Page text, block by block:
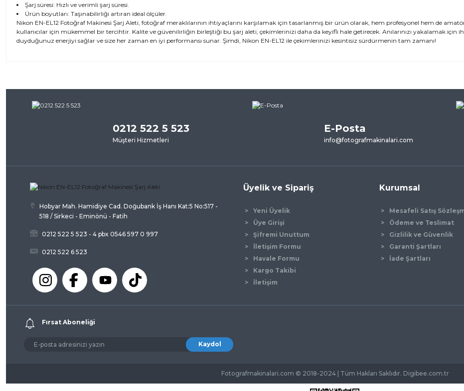
Şarj süresi: Hızlı ve verimli şarj süresi.
Ürün boyutları: Taşınabilirliği artıran ideal ölçüler.
Nikon EN-EL12 Fotoğraf Makinesi Şarj Aleti, fotoğraf meraklılarının ihtiyaçlarını karşılamak için tasarlanmış bir ürün olarak, hem profesyonel hem de
kullanıcılar için mükemmel bir tercihtir. Kalite ve güvenilirliğin birleştiği bu şarj aleti, çekimlerinizi daha da keyifli hale getirecek. Anılarınızı yakalamak için
duyduğunuz enerjiyi sağlar ve size her zaman en iyi performansı sunar. Şimdi, Nikon EN-EL12 ile çekimlerinizi kesintisiz sürdürmenin tam zamanı!
Görüş ve önerileriniz için teşekkür ederiz.
Ürün resmi kalitesiz, bozuk veya görüntülenemiyor.
Ürün açıklamasında eksik bilgiler bulunuyor.
Ürün fiyatı diğer sitelerden daha pahalı.
Bu ürüne benzer farklı alternatifler olmalı.
Gönder
0212 522 5 523
Müşteri Hizmetleri
E-Posta
info@fotografmakinalari.com
Hobyar Mah. Hamidiye Cad. Doğubank İş Hanı Kat:5 No:517 -
518 / Sirkeci - Eminönü - Fatih
0212 522 5 523 - 4 pbx 0546 597 0 997
0212 522 6 523
Üyelik ve Sipariş
Yeni Üyelik
Üye Girişi
Şifremi Unuttum
İletişim Formu
Havale Formu
Kargo Takibi
İletişim
Kurumsal
Mesafeli Satış
Ödeme ve Teslimat
Gizlilik ve Güvenlik
Garanti Şartları
İade Şartları
Fırsat Aboneliği
Kaydol
Fotografmakinalari.com © 2018-2024 | Tüm Hakları Saklıdır. Digibee.com.tr